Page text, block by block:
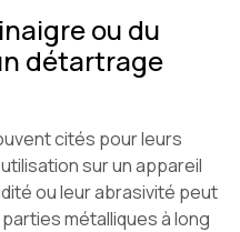
ou du
détartrage
cités pour leurs
sur un appareil
ou leur abrasivité peut
métalliques à long